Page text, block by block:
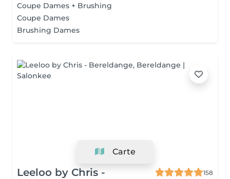
Coupe Dames + Brushing
Coupe Dames
Brushing Dames
Leeloo by Chris -
158
Carte